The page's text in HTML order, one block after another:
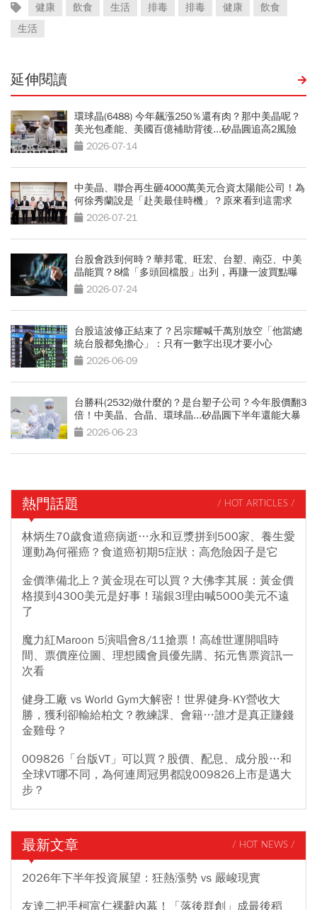
健康 飲食 生活 排毒 排毒 健康
飲食
生活
延伸閱讀
環球晶(6488) 今年飆漲250％還有肉？那中美晶呢？
美光包產能、美國百億補助背後...矽晶圓追高2風險
2026-07-14
中美晶、聯合再生砸4000萬美元合資太陽能公司！為
何徐秀蘭說是「赴美最佳時機」？原來看到這需求
2026-07-21
台股會跌到何時？華邦電、旺宏、台塑、南亞、中美
晶能買？8檔「多頭回檔股」出列，再賺一波買點曝
光 2026-07-24
台股這波修正結束了？呂宗耀喊千萬別放空「他當總
統台股都免擔心」：只有一數字出現才要小心
2026-06-09
台勝科(2532)做什麼的？是台塑子公司？今年股價翻3
倍！中美晶、合晶、環球晶...矽晶圓下半年還能大暴
漲？2026-06-23
熱門話題 / HOT ARTICLES /
林炳生70歲食道癌病逝…永和豆漿拼到500家、養生愛
運動為何罹癌？食道癌初期5症狀：高危險因子是它
金價準備北上？黃金現在可以買？大佛李其展：黃金價
格摸到4300美元是好事！瑞銀3理由喊5000美元不遠
了
魔力紅Maroon 5演唱會8/11搶票！高雄世運開唱時
間、票價座位圖、理想國會員優先購、拓元售票資訊一
次看
健身工廠 vs World Gym大解密！世界健身-KY營收大
勝，獲利卻輸給柏文？教練課、會籍…誰才是真正賺錢
金雞母？
009826「台版VT」可以買？股價、配息、成分股…和
全球VT哪不同，為何連周冠男都說009826上市是邁大
步？
最新文章 / HOT NEWS /
2026年下半年投資展望：狂熱漲勢 vs 嚴峻現實
友達二把手柯富仁裸辭內幕！「落後群創」成最後稻